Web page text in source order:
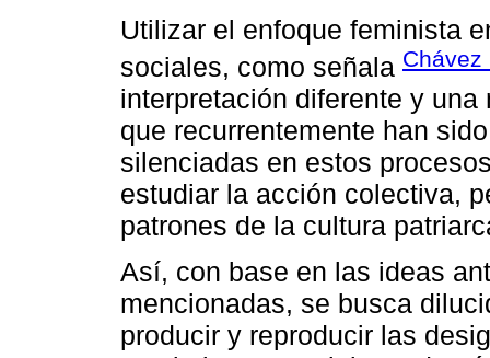
Utilizar el enfoque feminista
sociales, como señala Chávez
interpretación diferente y
que recurrentemente han
silenciadas en estos
estudiar la acción colectiva,
patrones de la cultura
Así, con base en las ideas
mencionadas, se busca
producir y reproducir las